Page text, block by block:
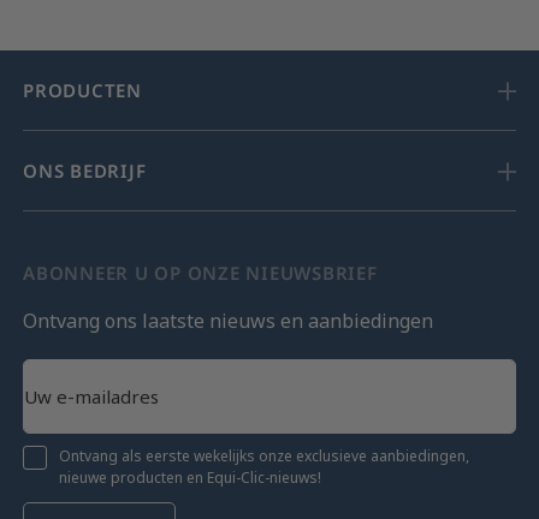
PRODUCTEN
ONS BEDRIJF
ABONNEER U OP ONZE NIEUWSBRIEF
Ontvang ons laatste nieuws en aanbiedingen
Ontvang als eerste wekelijks onze exclusieve aanbiedingen,
nieuwe producten en Equi-Clic-nieuws!